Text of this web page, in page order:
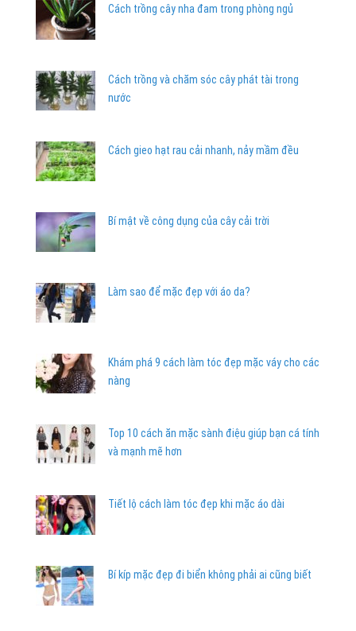
Cách trồng cây nha đam trong phòng ngủ
Cách trồng và chăm sóc cây phát tài trong
nước
Cách gieo hạt rau cải nhanh, nảy mầm đều
Bí mật về công dụng của cây cải trời
Làm sao để mặc đẹp với áo da?
Khám phá 9 cách làm tóc đẹp mặc váy cho các
nàng
Top 10 cách ăn mặc sành điệu giúp bạn cá tính
và mạnh mẽ hơn
Tiết lộ cách làm tóc đẹp khi mặc áo dài
Bí kíp mặc đẹp đi biển không phải ai cũng biết